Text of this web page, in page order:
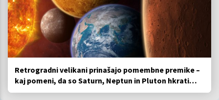
Retrogradni velikani prinašajo pomembne premike –
kaj pomeni, da so Saturn, Neptun in Pluton hkrati
retrogradni?